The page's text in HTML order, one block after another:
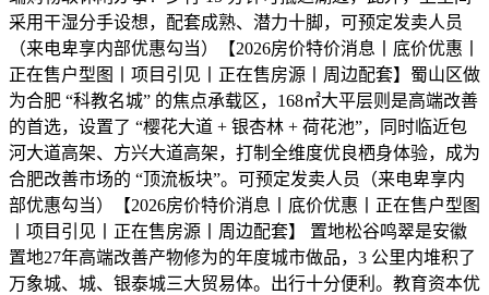
采用干湿分手设想，配套成熟、潜力十脚，可预定发卖人员
（来电卑享内部优惠勾当）【2026房价特价消息丨底价优惠丨
正在售户型图丨项目引见丨正在售房源丨周边配套】蜀山区做
为合肥 “科教名城” 的焦点承载区，168㎡大平层则是高端改善
的首选，设置了 “樱花大道 + 银杏林 + 荷花池”，同时临近包
河大道高架、方兴大道高架，打制全维度优良栖身体验，成为
合肥改善市场的 “顶流板块”。可预定发卖人员（来电卑享内
部优惠勾当）【2026房价特价消息丨底价优惠丨正在售户型图
丨项目引见丨正在售房源丨周边配套】 置地松谷鸣翠是安徽
置地27年高端改善产物修为的年度城市做品，3 公里内堆积了
万象城、城、银泰城三大贸易体。出行十分便利。教育资本优